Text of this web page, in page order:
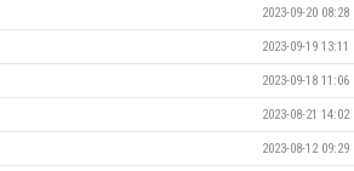
2023-09-20 08:28
2023-09-19 13:11
2023-09-18 11:06
2023-08-21 14:02
2023-08-12 09:29